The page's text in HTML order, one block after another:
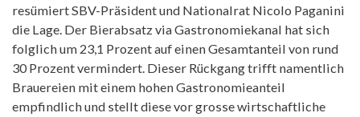
resümiert SBV-Präsident und Nationalrat Nicolo Paganini
die Lage. Der Bierabsatz via Gastronomiekanal hat sich
folglich um 23,1 Prozent auf einen Gesamtanteil von rund
30 Prozent vermindert. Dieser Rückgang trifft namentlich
Brauereien mit einem hohen Gastronomieanteil
empfindlich und stellt diese vor grosse wirtschaftliche